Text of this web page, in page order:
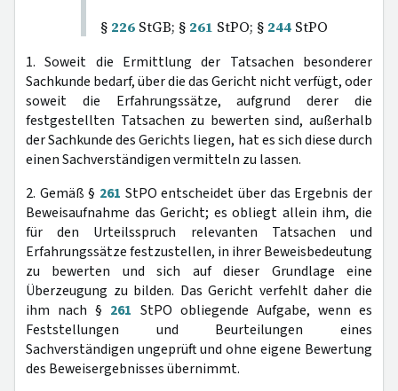
§ 226 StGB; § 261 StPO; § 244 StPO
1. Soweit die Ermittlung der Tatsachen besonderer
Sachkunde bedarf, über die das Gericht nicht verfügt, oder
soweit die Erfahrungssätze, aufgrund derer die
festgestellten Tatsachen zu bewerten sind, außerhalb
der Sachkunde des Gerichts liegen, hat es sich diese durch
einen Sachverständigen vermitteln zu lassen.
2. Gemäß § 261 StPO entscheidet über das Ergebnis der
Beweisaufnahme das Gericht; es obliegt allein ihm, die
für den Urteilsspruch relevanten Tatsachen und
Erfahrungssätze festzustellen, in ihrer Beweisbedeutung
zu bewerten und sich auf dieser Grundlage eine
Überzeugung zu bilden. Das Gericht verfehlt daher die
ihm nach § 261 StPO obliegende Aufgabe, wenn es
Feststellungen und Beurteilungen eines
Sachverständigen ungeprüft und ohne eigene Bewertung
des Beweisergebnisses übernimmt.